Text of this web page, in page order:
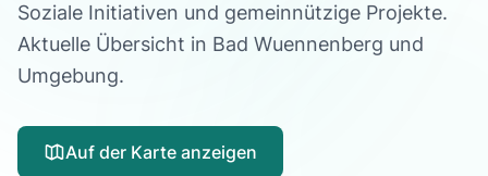
Soziale Initiativen und gemeinnützige Projekte.
Aktuelle Übersicht in Bad Wuennenberg und
Umgebung.
Auf der Karte anzeigen